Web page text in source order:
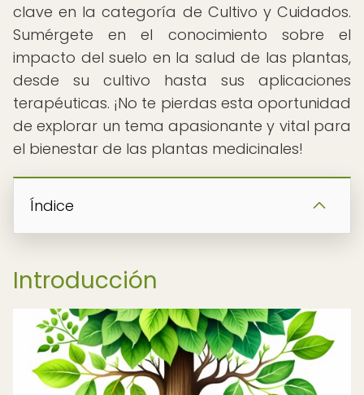
clave en la categoría de Cultivo y Cuidados.
Sumérgete en el conocimiento sobre el
impacto del suelo en la salud de las plantas,
desde su cultivo hasta sus aplicaciones
terapéuticas. ¡No te pierdas esta oportunidad
de explorar un tema apasionante y vital para
el bienestar de las plantas medicinales!
Índice
Introducción